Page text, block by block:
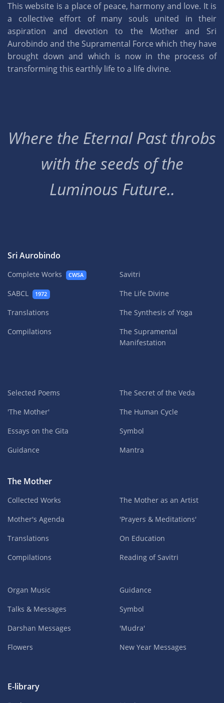
This website is a place of peace, harmony and love. It is
a collective effort of many souls united in their
aspiration and devotion to the Mother and Sri
Aurobindo and the Supramental Force which they have
brought down and which is now in the process of
transforming this earthly life to a life divine.
Where the Eternal Past throbs
with the seeds of the
Luminous Future..
Sri Aurobindo
Complete Works CWSA
SABCL 1972
Translations
Compilations
Savitri
The Life Divine
The Synthesis of Yoga
The Supramental
Manifestation
Selected Poems
'The Mother'
Essays on the Gita
Guidance
The Secret of the Veda
The Human Cycle
Symbol
Mantra
The Mother
Collected Works
Mother's Agenda
Translations
Compilations
The Mother as an Artist
'Prayers & Meditations'
On Education
Reading of Savitri
Organ Music
Talks & Messages
Darshan Messages
Flowers
Guidance
Symbol
'Mudra'
New Year Messages
E-library